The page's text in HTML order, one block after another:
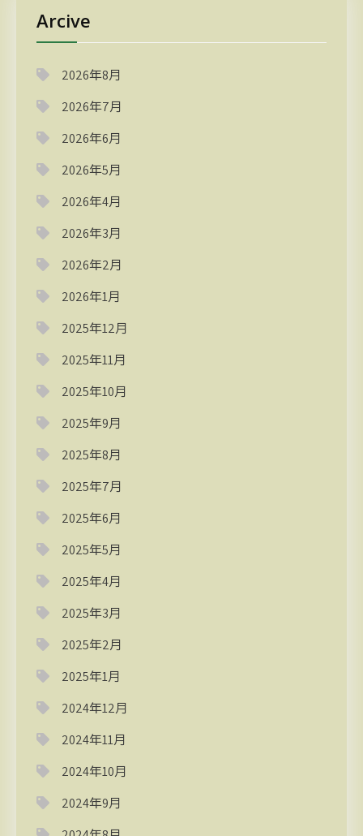
Arcive
2026年8月
2026年7月
2026年6月
2026年5月
2026年4月
2026年3月
2026年2月
2026年1月
2025年12月
2025年11月
2025年10月
2025年9月
2025年8月
2025年7月
2025年6月
2025年5月
2025年4月
2025年3月
2025年2月
2025年1月
2024年12月
2024年11月
2024年10月
2024年9月